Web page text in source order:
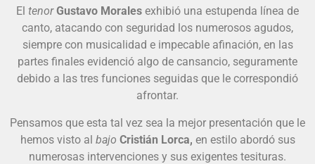
El tenor Gustavo Morales exhibió una estupenda línea de
canto, atacando con seguridad los numerosos agudos,
siempre con musicalidad e impecable afinación, en las
partes finales evidenció algo de cansancio, seguramente
debido a las tres funciones seguidas que le correspondió
afrontar.
Pensamos que esta tal vez sea la mejor presentación que le
hemos visto al bajo Cristián Lorca, en estilo abordó sus
numerosas intervenciones y sus exigentes tesituras.